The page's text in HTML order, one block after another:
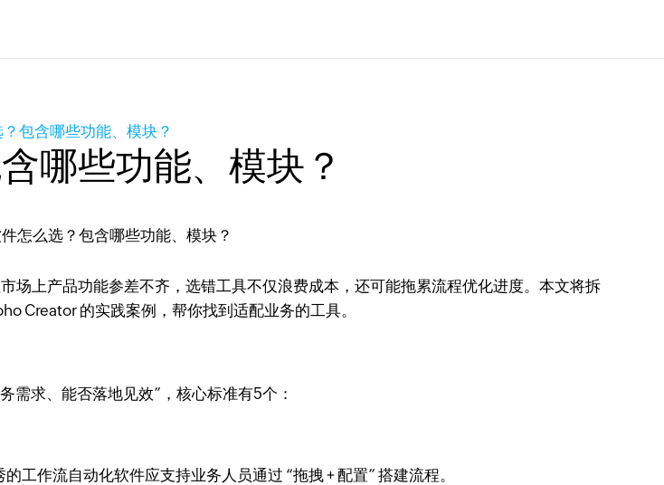
包含哪些功能、模块？​
哪些功能、模块？​
场上产品功能参差不齐，选错工具不仅浪费成本，还可能拖累流程优化进度。本文将拆
Creator 的实践案例，帮你找到适配业务的工具。​
需求、能否落地见效”，核心标准有5个：​
作流自动化软件应支持业务人员通过 “拖拽 + 配置” 搭建流程。